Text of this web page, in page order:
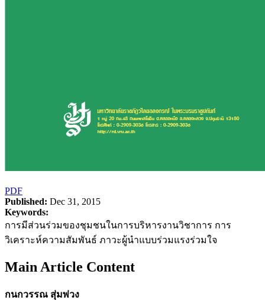
PDF
Published: Dec 31, 2015
Keywords:
การมีส่วนร่วมของชุมชนในการบริหารงานวิชาการ การ
วิเคราะห์ความสัมพันธ์ ภาวะผู้นำแบบร่วมแรงร่วมใจ
Main Article Content
กนกวรรณ สุ่มพ่วง